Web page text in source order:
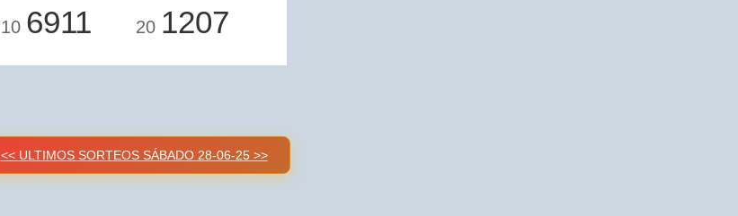
10 6911 20 1207
<< ULTIMOS SORTEOS SÁBADO 28-06-25 >>